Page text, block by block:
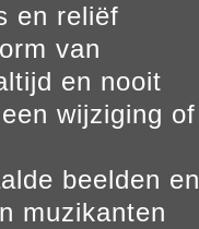
en reliëf
van
en nooit
wijziging of
beelden en
muzikanten